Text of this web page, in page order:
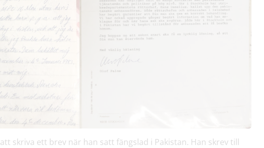
skriva ett brev när han satt fängslad i Pakistan. Han skrev till